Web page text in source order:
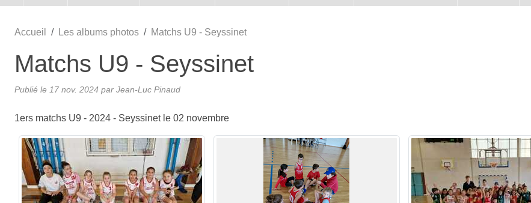
Accueil Les albums photos Matchs U9 - Seyssinet
Matchs U9 - Seyssinet
Publié le 17 nov. 2024 par Jean-Luc Pinaud
1ers matchs U9 - 2024 - Seyssinet le 02 novembre